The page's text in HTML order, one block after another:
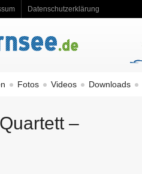
Datenschutzerklärung
Fotos Videos Downloads
–